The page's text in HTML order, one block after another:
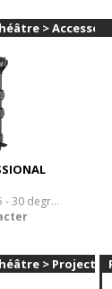
>
Zoom pour ELP 15 - 30 degrés
>